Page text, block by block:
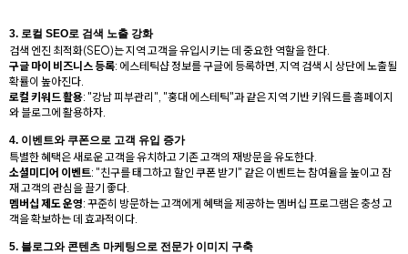
3. 로컬 SEO로 검색 노출 강화
검색 엔진 최적화(SEO)는 지역 고객을 유입시키는 데 중요한 역할을 한다.
구글 마이 비즈니스 등록: 에스테틱샵 정보를 구글에 등록하면, 지역 검색 시 상단에 노출될
확률이 높아진다.
로컬 키워드 활용: "강남 피부관리", "홍대 에스테틱"과 같은 지역 기반 키워드를 홈페이지
와 블로그에 활용하자.
4. 이벤트와 쿠폰으로 고객 유입 증가
특별한 혜택은 새로운 고객을 유치하고 기존 고객의 재방문을 유도한다.
소셜미디어 이벤트: "친구를 태그하고 할인 쿠폰 받기" 같은 이벤트는 참여율을 높이고 잠
재 고객의 관심을 끌기 좋다.
멤버십 제도 운영: 꾸준히 방문하는 고객에게 혜택을 제공하는 멤버십 프로그램은 충성 고
객을 확보하는 데 효과적이다.
5. 블로그와 콘텐츠 마케팅으로 전문가 이미지 구축